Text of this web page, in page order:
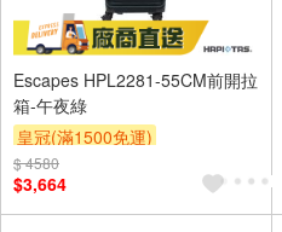
Escapes HPL2281-55CM前開拉
箱-午夜綠
皇冠(滿1500免運)
$ 4580
$3,664